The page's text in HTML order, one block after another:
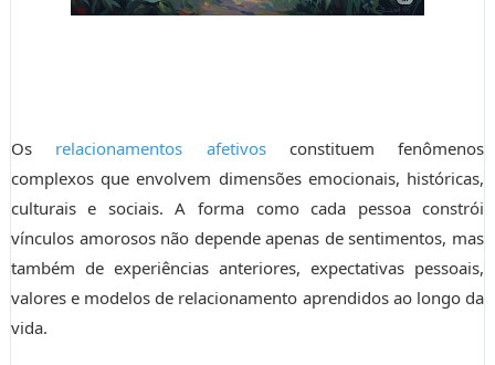
Os relacionamentos afetivosconstituem fenômenos
complexos que envolvem dimensões emocionais, históricas,
culturais e sociais. A forma como cada pessoa constrói
vínculos amorosos não depende apenas de sentimentos, mas
também de experiências anteriores, expectativas pessoais,
valores e modelos de relacionamento aprendidos ao longo da
vida.